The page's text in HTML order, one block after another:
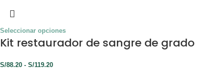
Seleccionar opciones
Kit restaurador de sangre de grado
S/88.20 - S/119.20